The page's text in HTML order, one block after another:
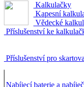
Kalkulačky
Kapesní
Vědecké
Příslušenství ke
Příslušenství pro
Nabíjecí baterie a